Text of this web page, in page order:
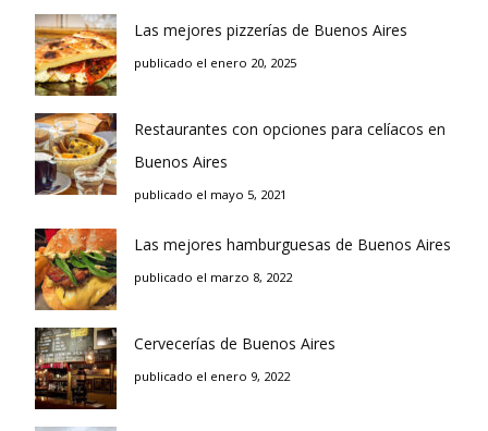
Las mejores pizzerías de Buenos Aires
publicado el enero 20, 2025
Restaurantes con opciones para celíacos en
Buenos Aires
publicado el mayo 5, 2021
Las mejores hamburguesas de Buenos Aires
publicado el marzo 8, 2022
Cervecerías de Buenos Aires
publicado el enero 9, 2022